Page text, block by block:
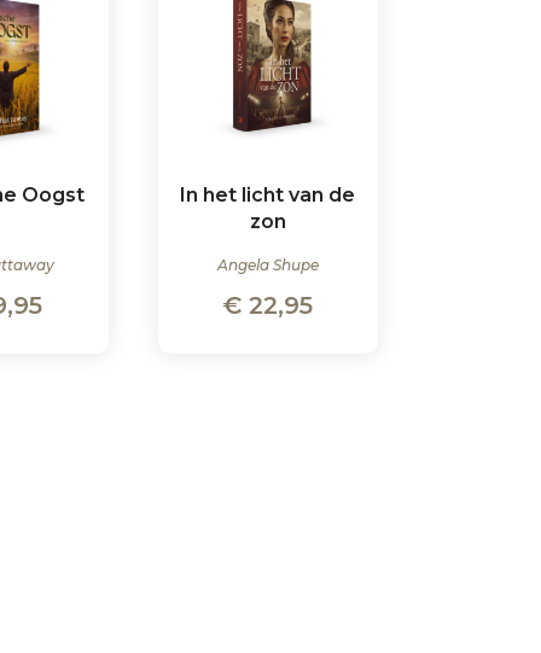
Oogst
In het licht van de
zon
Angela Shupe
€ 22,95